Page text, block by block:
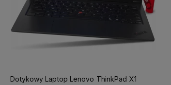
Dotykowy Laptop Lenovo ThinkPad X1